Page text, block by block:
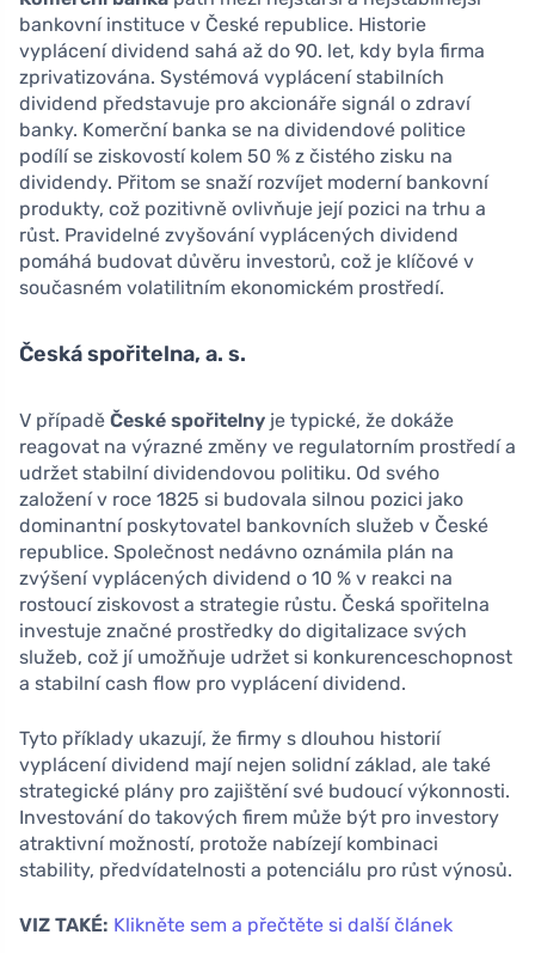
bankovní instituce v České republice. Historie
vyplácení dividend sahá až do 90. let, kdy byla firma
zprivatizována. Systémová vyplácení stabilních
dividend představuje pro akcionáře signál o zdraví
banky. Komerční banka se na dividendové politice
podílí se ziskovostí kolem 50 % z čistého zisku na
dividendy. Přitom se snaží rozvíjet moderní bankovní
produkty, což pozitivně ovlivňuje její pozici na trhu a
růst. Pravidelné zvyšování vyplácených dividend
pomáhá budovat důvěru investorů, což je klíčové v
současném volatilitním ekonomickém prostředí.
Česká spořitelna, a. s.
V případě České spořitelny je typické, že dokáže
reagovat na výrazné změny ve regulatorním prostředí a
udržet stabilní dividendovou politiku. Od svého
založení v roce 1825 si budovala silnou pozici jako
dominantní poskytovatel bankovních služeb v České
republice. Společnost nedávno oznámila plán na
zvýšení vyplácených dividend o 10 % v reakci na
rostoucí ziskovost a strategie růstu. Česká spořitelna
investuje značné prostředky do digitalizace svých
služeb, což jí umožňuje udržet si konkurenceschopnost
a stabilní cash flow pro vyplácení dividend.
Tyto příklady ukazují, že firmy s dlouhou historií
vyplácení dividend mají nejen solidní základ, ale také
strategické plány pro zajištění své budoucí výkonnosti.
Investování do takových firem může být pro investory
atraktivní možností, protože nabízejí kombinaci
stability, předvídatelnosti a potenciálu pro růst výnosů.
VIZ TAKÉ: Klikněte sem a přečtěte si další článek